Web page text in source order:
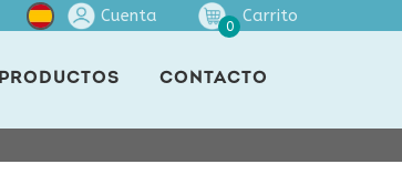
Cuenta
0
Carrito
PRODUCTOS CONTACTO